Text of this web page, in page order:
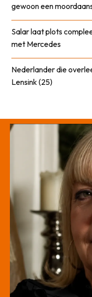
gewoon een
Salar laat plots
met Mercedes
Nederlander die
Lensink (25)